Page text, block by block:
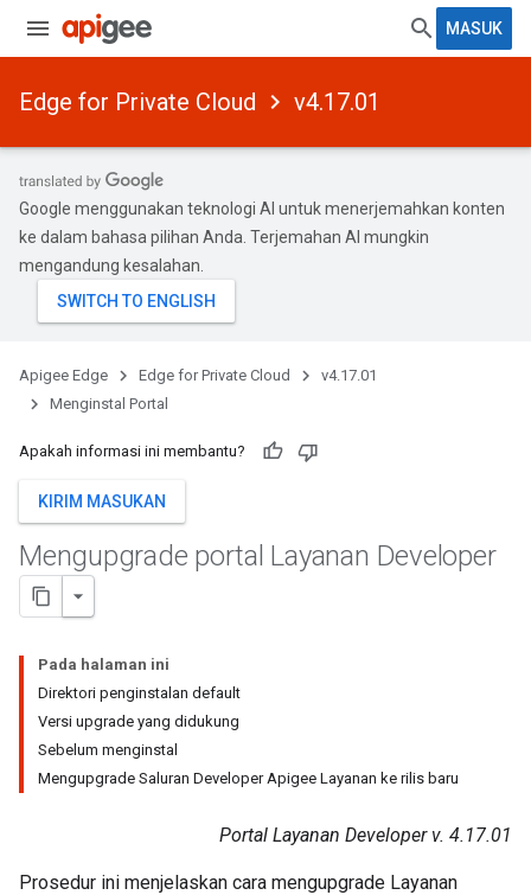
MASUK
Edge for Private Cloud v4.17.01
Google menggunakan teknologi AI untuk menerjemahkan konten
ke dalam bahasa pilihan Anda. Terjemahan AI mungkin
mengandung kesalahan.
Apigee Edge Edge for Private Cloud
v4.17.01
Menginstal Portal
Apakah informasi ini membantu?
KIRIM MASUKAN
Mengupgrade portal Layanan Developer
Pada halaman ini
Direktori penginstalan default
Versi upgrade yang didukung
Sebelum menginstal
Mengupgrade Saluran Developer Apigee Layanan ke rilis baru
Portal Layanan Developer v. 4.17.01
Prosedur ini menjelaskan cara mengupgrade Layanan